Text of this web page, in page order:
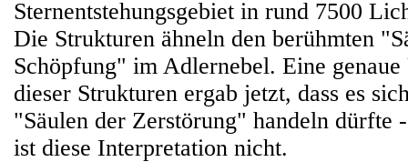
Sternentstehungsgebiet in rund 7500
Die Strukturen ähneln den berühmten
Schöpfung" im Adlernebel. Eine genaue
dieser Strukturen ergab jetzt, dass es
"Säulen der Zerstörung" handeln dürfte
ist diese Interpretation nicht.